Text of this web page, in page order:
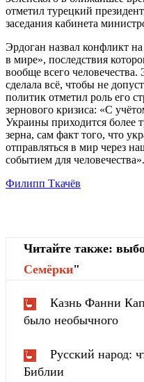
отметил турецкий
заседания кабинета
Эрдоган назвал конфликт
в мире», последствия
вообще всего
сделала всё, чтобы не
политик отметил роль его
зернового кризиса: «С
Украины приходится более
зерна, сам факт того, что
отправляться в мир через
событием для человечества».
Филипп Ткачёв
Читайте также:
Cемёрки"
Казнь Фанни
было необычного
Русский народ:
Библии